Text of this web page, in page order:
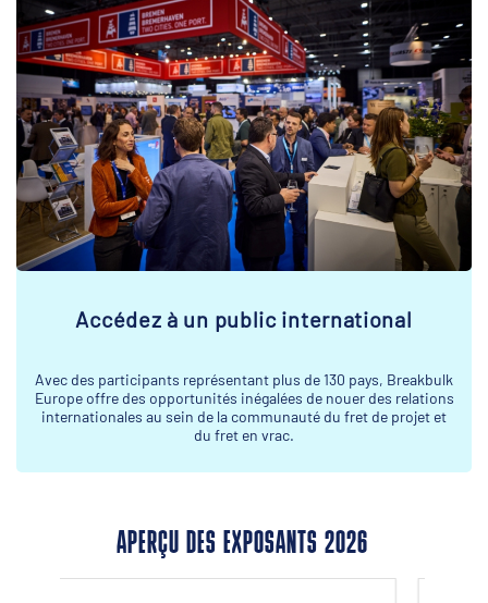
Accédez à un public international
Avec des participants représentant plus de 130 pays, Breakbulk
Europe offre des opportunités inégalées de nouer des relations
internationales au sein de la communauté du fret de projet et
du fret en vrac.
APERÇU DES EXPOSANTS 2026